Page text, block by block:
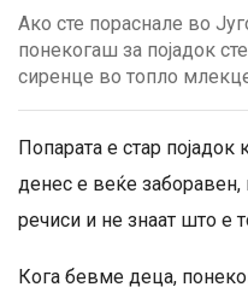
Ако сте пораснале во
понекогаш за појадок
сиренце во топло
Попарата е стар појадок
денес е веќе
речиси и не знаат што е
Кога бевме деца,